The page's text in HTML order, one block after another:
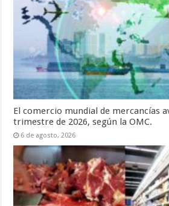
El comercio mundial de mercancías
trimestre de 2026, según la OMC.
6 de agosto, 2026